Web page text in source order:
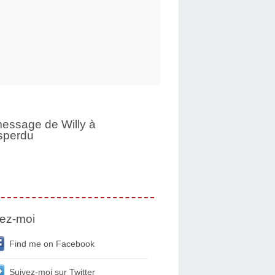
de Willy à
moi
Find me on Facebook
Suivez-moi sur Twitter